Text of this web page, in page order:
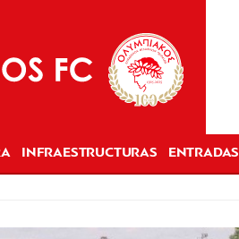
INFRAESTRUCTURAS ENTRADAS